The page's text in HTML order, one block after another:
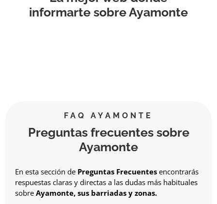
informarte sobre Ayamonte
FAQ AYAMONTE
Preguntas frecuentes sobre
Ayamonte
En esta sección de Preguntas Frecuentes encontrarás
respuestas claras y directas a las dudas más habituales
sobreAyamonte, sus barriadas y zonas.